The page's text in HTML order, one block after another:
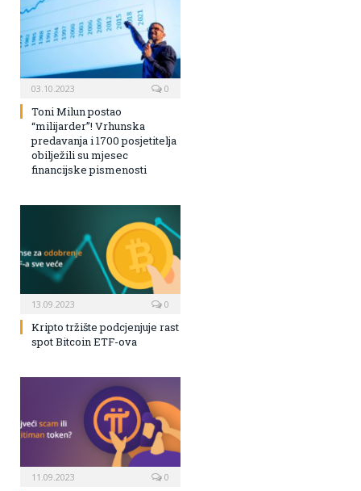
03.10.2023 0
Toni Milun postao
“milijarder”! Vrhunska
predavanja i 1700 posjetitelja
obilježili su mjesec
financijske pismenosti
13.09.2023 0
Kripto tržište podcjenjuje rast
spot Bitcoin ETF-ova
11.09.2023 0